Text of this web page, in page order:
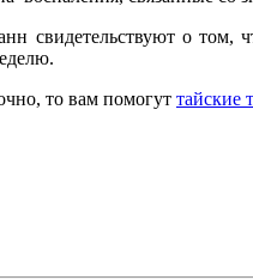
свидетельствуют о том,
то вам помогут тайские